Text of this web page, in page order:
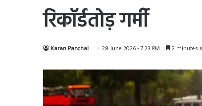
रिकॉर्डतोड़ गर्मी
Karan Panchal 28 June 2026 - 7:23 PM 2 minutes